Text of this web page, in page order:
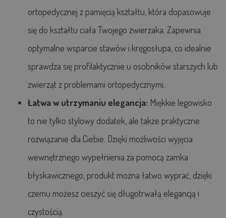
ortopedycznej z pamięcią kształtu, która dopasowuje
się do kształtu ciała Twojego zwierzaka. Zapewnia
optymalne wsparcie stawów i kręgosłupa, co idealnie
sprawdza się profilaktycznie u osobników starszych lub
zwierząt z problemami ortopedycznymi.
Łatwa w utrzymaniu elegancja: Miękkie legowisko
to nie tylko stylowy dodatek, ale także praktyczne
rozwiązanie dla Ciebie. Dzięki możliwości wyjęcia
wewnętrznego wypełnienia za pomocą zamka
błyskawicznego, produkt można łatwo wyprać, dzięki
czemu możesz cieszyć się długotrwałą elegancją i
czystością.